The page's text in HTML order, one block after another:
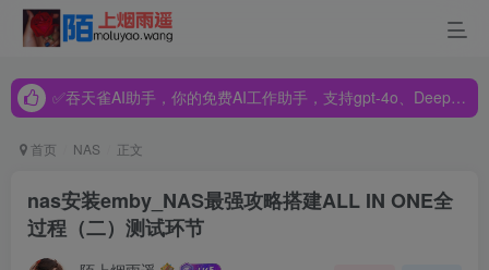
✅吞天雀AI助手，你的免费AI工作助手，支持gpt-4o、DeepSeek、Claude🔥🔥🔥🔥
✅吞天雀AI助手，你的免费AI工作助手，支持gpt-4o、DeepSeek、Claude🔥🔥🔥🔥
首页 NAS 正文
nas安装emby_NAS最强攻略搭建ALL IN ONE全
过程（二）测试环节